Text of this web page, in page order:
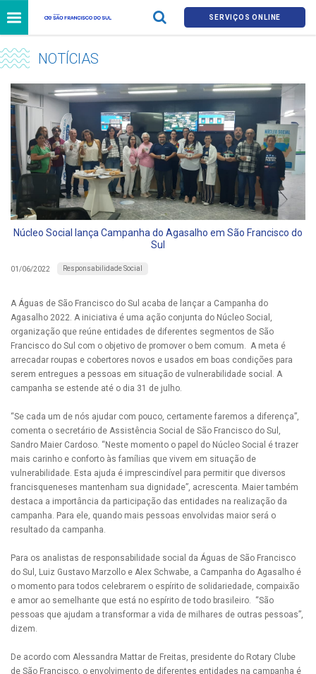
SERVIÇOS ONLINE
NOTÍCIAS
Núcleo Social lança Campanha do Agasalho em São Francisco do
Sul
01/06/2022 Responsabilidade Social
A Águas de São Francisco do Sul acaba de lançar a Campanha do
Agasalho 2022. A iniciativa é uma ação conjunta do Núcleo Social,
organização que reúne entidades de diferentes segmentos de São
Francisco do Sul com o objetivo de promover o bem comum. A meta é
arrecadar roupas e cobertores novos e usados em boas condições para
serem entregues a pessoas em situação de vulnerabilidade social. A
campanha se estende até o dia 31 de julho.
“Se cada um de nós ajudar com pouco, certamente faremos a diferença”,
comenta o secretário de Assistência Social de São Francisco do Sul,
Sandro Maier Cardoso. “Neste momento o papel do Núcleo Social é trazer
mais carinho e conforto às famílias que vivem em situação de
vulnerabilidade. Esta ajuda é imprescindível para permitir que diversos
francisqueneses mantenham sua dignidade”, acrescenta. Maier também
destaca a importância da participação das entidades na realização da
campanha. Para ele, quando mais pessoas envolvidas maior será o
resultado da campanha.
Para os analistas de responsabilidade social da Águas de São Francisco
do Sul, Luiz Gustavo Marzollo e Alex Schwabe, a Campanha do Agasalho é
o momento para todos celebrarem o espírito de solidariedade, compaixão
e amor ao semelhante que está no espírito de todo brasileiro. “São
pessoas que ajudam a transformar a vida de milhares de outras pessoas”,
dizem.
De acordo com Alessandra Mattar de Freitas, presidente do Rotary Clube
de São Francisco, o envolvimento de diferentes entidades na campanha é